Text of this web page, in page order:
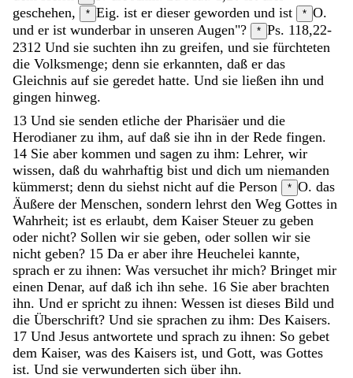
geschehen, * Eig. ist er dieser geworden und ist * O.
und er ist wunderbar in unseren Augen"? * Ps. 118,22-
2312 Und sie suchten ihn zu greifen, und sie fürchteten
die Volksmenge; denn sie erkannten, daß er das
Gleichnis auf sie geredet hatte. Und sie ließen ihn und
gingen hinweg.
13 Und sie senden etliche der Pharisäer und die
Herodianer zu ihm, auf daß sie ihn in der Rede fingen.
14 Sie aber kommen und sagen zu ihm: Lehrer, wir
wissen, daß du wahrhaftig bist und dich um niemanden
kümmerst; denn du siehst nicht auf die Person * O. das
Äußere der Menschen, sondern lehrst den Weg Gottes in
Wahrheit; ist es erlaubt, dem Kaiser Steuer zu geben
oder nicht? Sollen wir sie geben, oder sollen wir sie
nicht geben? 15 Da er aber ihre Heuchelei kannte,
sprach er zu ihnen: Was versuchet ihr mich? Bringet mir
einen Denar, auf daß ich ihn sehe. 16 Sie aber brachten
ihn. Und er spricht zu ihnen: Wessen ist dieses Bild und
die Überschrift? Und sie sprachen zu ihm: Des Kaisers.
17 Und Jesus antwortete und sprach zu ihnen: So gebet
dem Kaiser, was des Kaisers ist, und Gott, was Gottes
ist. Und sie verwunderten sich über ihn.